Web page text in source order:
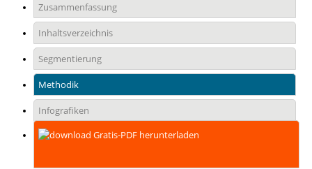
Zusammenfassung
Inhaltsverzeichnis
Segmentierung
Methodik
Infografiken
Gratis-PDF herunterladen